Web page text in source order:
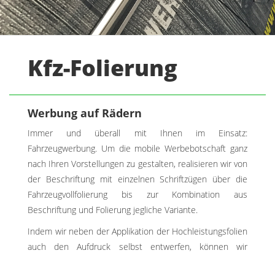
Kfz-Folierung
Werbung auf Rädern
Immer und überall mit Ihnen im Einsatz:
Fahrzeugwerbung. Um die mobile Werbebotschaft ganz
nach Ihren Vorstellungen zu gestalten, realisieren wir von
der Beschriftung mit einzelnen Schriftzügen über die
Fahrzeugvollfolierung bis zur Kombination aus
Beschriftung und Folierung jegliche Variante.
Indem wir neben der Applikation der Hochleistungsfolien
auch den Aufdruck selbst entwerfen, können wir